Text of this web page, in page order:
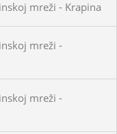
mreži - Krapina
mreži -
mreži -